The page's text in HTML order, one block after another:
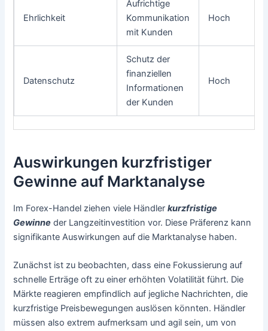
Ehrlichkeit
Aufrichtige
Kommunikation
mit Kunden
Hoch
Datenschutz
Schutz der
finanziellen
Informationen
der Kunden
Hoch
Auswirkungen kurzfristiger
Gewinne auf Marktanalyse
Im Forex-Handel ziehen viele Händlerkurzfristige
Gewinne der Langzeitinvestition vor. Diese Präferenz kann
signifikante Auswirkungen auf die Marktanalyse haben.
Zunächst ist zu beobachten, dass eine Fokussierung auf
schnelle Erträge oft zu einer erhöhten Volatilität führt. Die
Märkte reagieren empfindlich auf jegliche Nachrichten, die
kurzfristige Preisbewegungen auslösen könnten. Händler
müssen also extrem aufmerksam und agil sein, um von